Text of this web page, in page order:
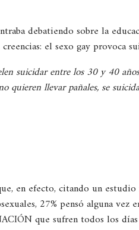
debatiendo sobre la
el sexo gay provoca
suicidar entre los 30 y 40
quieren llevar pañales, se
en efecto, citando un
27% pensó alguna
que sufren todos los